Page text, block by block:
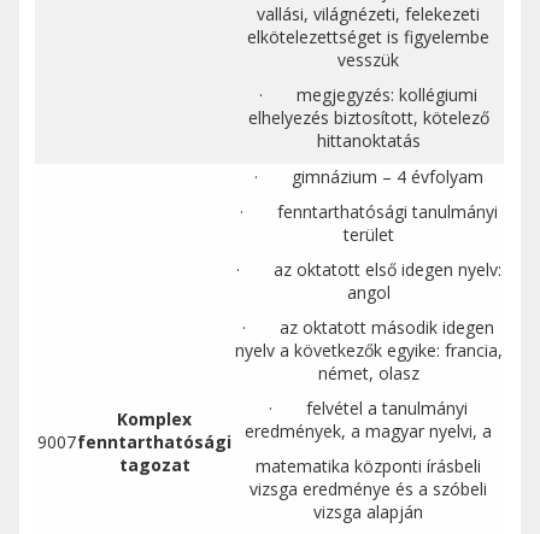
vallási, világnézeti, felekezeti
elkötelezettséget is figyelembe
vesszük
· megjegyzés: kollégiumi
elhelyezés biztosított, kötelező
hittanoktatás
9007
Komplex
fenntarthatósági
tagozat
· gimnázium – 4 évfolyam
· fenntarthatósági tanulmányi
terület
· az oktatott első idegen nyelv:
angol
· az oktatott második idegen
nyelv a következők egyike: francia,
német, olasz
· felvétel a tanulmányi
eredmények, a magyar nyelvi, a
matematika központi írásbeli
vizsga eredménye és a szóbeli
vizsga alapján